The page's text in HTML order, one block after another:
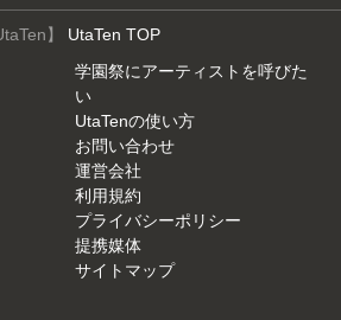
】 UtaTen TOP
学園祭にアーティストを呼びた
い
UtaTenの使い方
お問い合わせ
運営会社
利用規約
プライバシーポリシー
提携媒体
サイトマップ